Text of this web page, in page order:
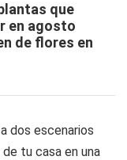
que
en agosto
de flores en
dos escenarios
de tu casa en una